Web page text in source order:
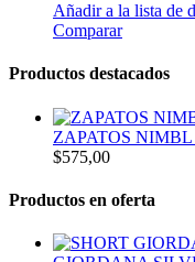
Añadir a la lista de
Comparar
Productos destacados
ZAPATOS
$575,00
Productos en oferta